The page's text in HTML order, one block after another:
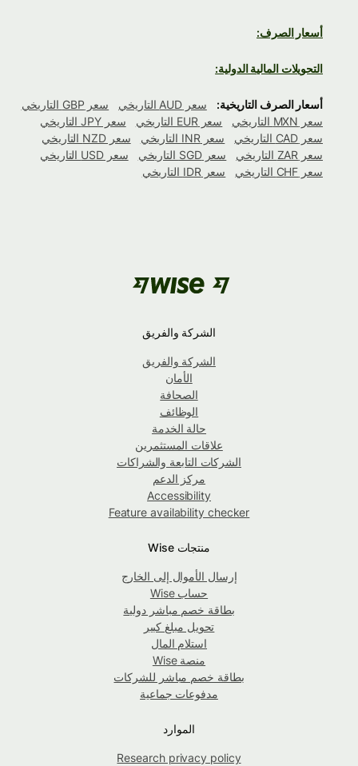
أسعار الصرف:
التحويلات المالية الدولية:
أسعار الصرف التاريخية: سعر AUD التاريخي
سعر GBP التاريخي
سعر MXN التاريخي
سعر EUR التاريخي
سعر JPY التاريخي
سعر CAD التاريخي
سعر INR التاريخي
سعر NZD التاريخي
سعر ZAR التاريخي
سعر SGD التاريخي
سعر USD التاريخي
سعر CHF التاريخي
سعر IDR التاريخي
الشركة والفريق
الشركة والفريق
الأمان
الصحافة
الوظائف
حالة الخدمة
علاقات المستثمرين
الشركات التابعة والشراكات
مركز الدعم
Accessibility
Feature availability checker
منتجات Wise
إرسال الأموال إلى الخارج
حساب Wise
بطاقة خصم مباشر دولية
تحويل مبلغ كبير
استلام المال
منصة Wise
بطاقة خصم مباشر للشركات
مدفوعات جماعية
الموارد
Research privacy policy